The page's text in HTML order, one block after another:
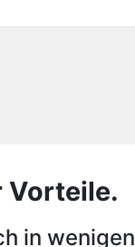
Vorteile.
in wenigen